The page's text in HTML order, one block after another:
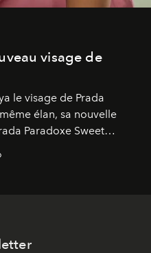
visage de
le visage de Prada
élan, sa nouvelle
Paradoxe Sweet